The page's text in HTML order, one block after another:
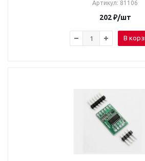
Артикул: 81106
202₽/шт
В